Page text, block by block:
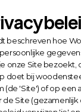
beschreven hoe
persoonlijke
onze Site bezoekt,
doet bij
(de 'Site') of op een
Site (gezamenlijk